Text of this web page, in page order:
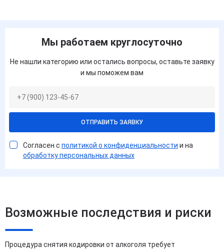
Мы работаем круглосуточно
Не нашли категорию или остались вопросы, оставьте заявку
и мы поможем вам
ОТПРАВИТЬ ЗАЯВКУ
Согласен с политикой о конфиденциальности и на
обработку персональных данных
Возможные последствия и риски
Процедура снятия кодировки от алкоголя требует